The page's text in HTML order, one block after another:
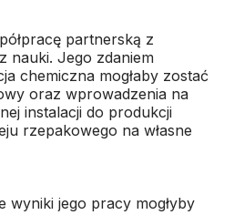
partnerską z
nauki. Jego zdaniem
chemiczna mogłaby zostać
oraz wprowadzenia na
instalacji do produkcji
rzepakowego na własne
wyniki jego pracy mogłyby